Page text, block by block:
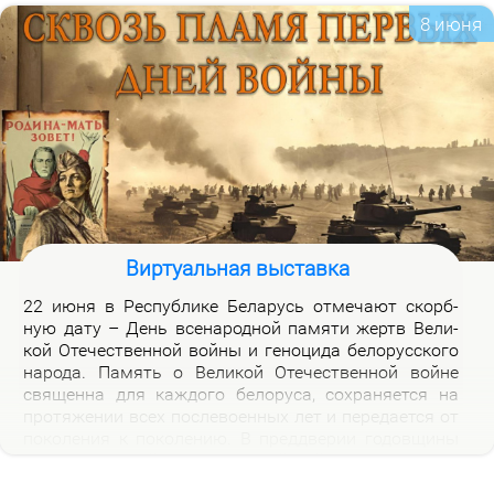
2026 го­дов и пуб­ли­ка­ций о нем и его ра­бо­тах. Спра­
воч­ник пред­на­зна­чен для на­уч­ных ра­бот­ни­ков, пре­
по­да­ва­те­лей, ас­пи­ран­тов, сту­ден­тов, всех тех, кто
ин­те­ре­су­ет­ся тео­ри­ей клас­сов ко­неч­ных групп и ме­
то­ди­кой пре­по­да­ва­ния ма­те­ма­ти­ки в шко­ле и ву­зе,
а так­же жиз­нью и де­я­тель­но­стью Ни­ко­лая Ти­мо­фе­
е­ви­ча Во­ро­бье­ва.
8 июня
Виртуальная выставка
22 июня в Рес­пуб­ли­ке Бе­ла­русь от­ме­ча­ют скорб­
ную да­ту – День все­на­род­ной па­мя­ти жертв Ве­ли­
кой Оте­че­ствен­ной вой­ны и ге­но­ци­да бе­ло­рус­ско­го
на­ро­да. Па­мять о Ве­ли­кой Оте­че­ствен­ной войне
свя­щен­на для каж­до­го бе­ло­ру­са, со­хра­ня­ет­ся на